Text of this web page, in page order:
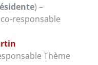
) –
responsable
Thème